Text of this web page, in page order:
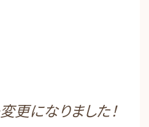
更になりました！